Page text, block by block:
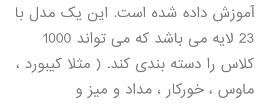
آموزش داده شده است. این یک مدل با
23 لایه می باشد که می تواند 1000
کلاس را دسته بندی کند. ( مثلا کیبورد ،
ماوس ، خورکار ، مداد و میز و